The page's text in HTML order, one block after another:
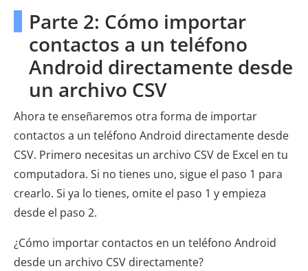
Parte 2: Cómo importar
contactos a un teléfono
Android directamente desde
un archivo CSV
Ahora te enseñaremos otra forma de importar
contactos a un teléfono Android directamente desde
CSV. Primero necesitas un archivo CSV de Excel en tu
computadora. Si no tienes uno, sigue el paso 1 para
crearlo. Si ya lo tienes, omite el paso 1 y empieza
desde el paso 2.
¿Cómo importar contactos en un teléfono Android
desde un archivo CSV directamente?